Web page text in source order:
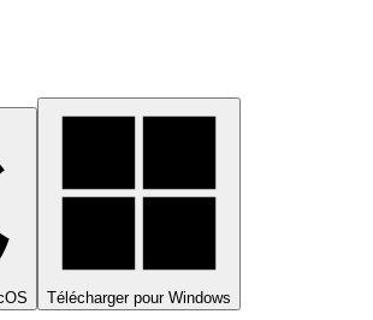
Télécharger pour Windows